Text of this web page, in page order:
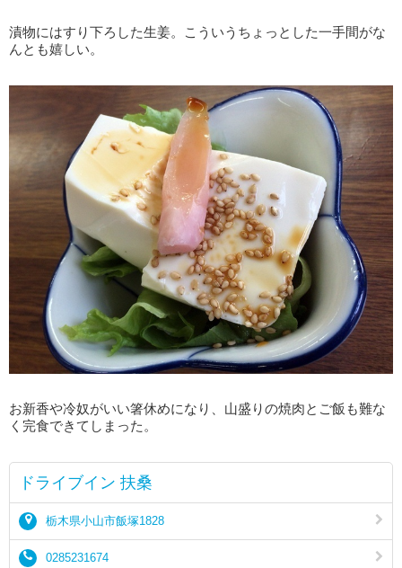
漬物にはすり下ろした生姜。こういうちょっとした一手間がな
んとも嬉しい。
お新香や冷奴がいい箸休めになり、山盛りの焼肉とご飯も難な
く完食できてしまった。
ドライブイン 扶桑
栃木県小山市飯塚1828
0285231674